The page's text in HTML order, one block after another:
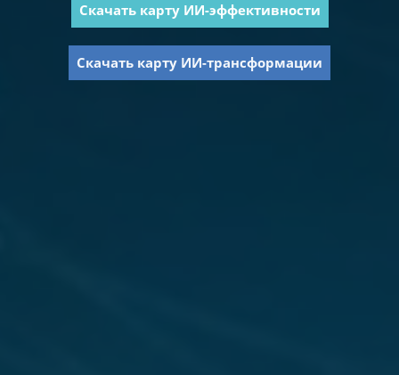
Скачать карту ИИ-эффективности
Скачать карту ИИ-трансформации